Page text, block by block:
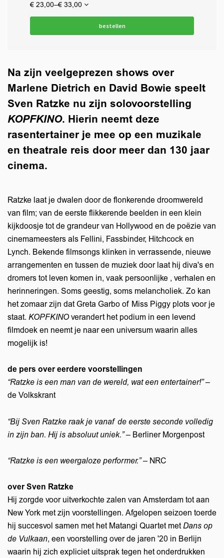
€ 23,00–€ 33,00
bestellen
Na zijn veelgeprezen shows over
Marlene Dietrich en David Bowie speelt
Sven Ratzke nu zijn solovoorstelling
KOPFKINO. Hierin neemt deze
rasentertainer je mee op een muzikale
en theatrale reis door meer dan 130 jaar
cinema.
Ratzke laat je dwalen door de flonkerende droomwereld
van film; van de eerste flikkerende beelden in een klein
kijkdoosje tot de grandeur van Hollywood en de poëzie van
cinemameesters als Fellini, Fassbinder, Hitchcock en
Lynch. Bekende filmsongs klinken in verrassende, nieuwe
arrangementen en tussen de muziek door laat hij diva's en
dromers tot leven komen in, vaak persoonlijke , verhalen en
herinneringen. Soms geestig, soms melancholiek. Zo kan
het zomaar zijn dat Greta Garbo of Miss Piggy plots voor je
staat. KOPFKINOverandert het podium in een levend
filmdoek en neemt je naar een universum waarin alles
mogelijk is!
de pers over eerdere voorstellingen
“Ratzke is een man van de wereld, wat een entertainer!”–
de Volkskrant
“Bij Sven Ratzke raak je vanaf de eerste seconde volledig
in zijn ban. Hij is absoluut uniek.”– Berliner Morgenpost
“Ratzke is een weergaloze performer.”– NRC
over Sven Ratzke
Hij zorgde voor uitverkochte zalen van Amsterdam tot aan
New York met zijn voorstellingen. Afgelopen seizoen toerde
hij succesvol samen met het Matangi Quartet metDans op
de Vulkaan, een voorstelling over de jaren '20 in Berlijn
waarin hij zich expliciet uitsprak tegen het onderdrukken